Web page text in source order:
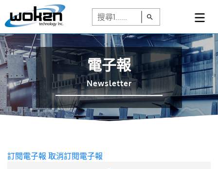
電子報
Newsletter
訂閱電子報 取消訂閱電子報